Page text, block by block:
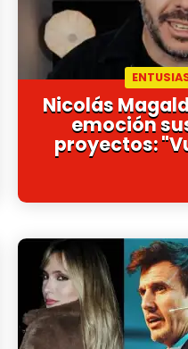
Nicolás
emoción
proyectos: